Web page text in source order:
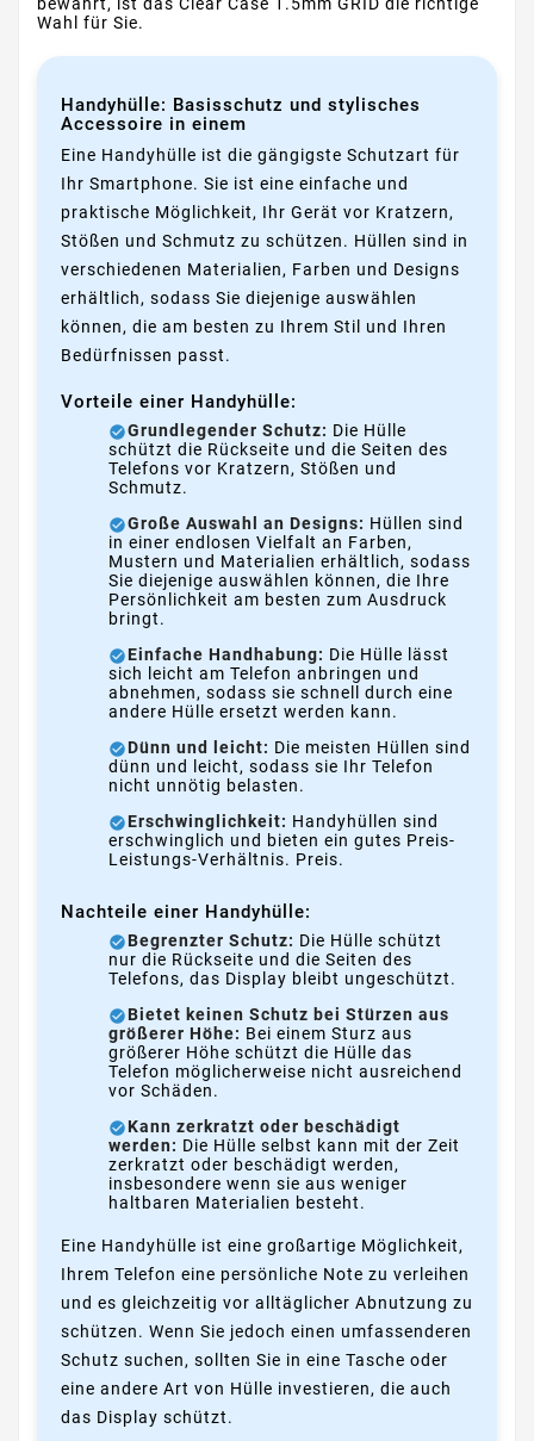
bewahrt, ist das Clear Case 1.5mm GRID die richtige
Wahl für Sie.
Handyhülle: Basisschutz und stylisches
Accessoire in einem
Eine Handyhülle ist die gängigste Schutzart für
Ihr Smartphone. Sie ist eine einfache und
praktische Möglichkeit, Ihr Gerät vor Kratzern,
Stößen und Schmutz zu schützen. Hüllen sind in
verschiedenen Materialien, Farben und Designs
erhältlich, sodass Sie diejenige auswählen
können, die am besten zu Ihrem Stil und Ihren
Bedürfnissen passt.
Vorteile einer Handyhülle:
Grundlegender Schutz: Die Hülle
schützt die Rückseite und die Seiten des
Telefons vor Kratzern, Stößen und
Schmutz.
Große Auswahl an Designs: Hüllen sind
in einer endlosen Vielfalt an Farben,
Mustern und Materialien erhältlich, sodass
Sie diejenige auswählen können, die Ihre
Persönlichkeit am besten zum Ausdruck
bringt.
Einfache Handhabung: Die Hülle lässt
sich leicht am Telefon anbringen und
abnehmen, sodass sie schnell durch eine
andere Hülle ersetzt werden kann.
Dünn und leicht: Die meisten Hüllen sind
dünn und leicht, sodass sie Ihr Telefon
nicht unnötig belasten.
Erschwinglichkeit: Handyhüllen sind
erschwinglich und bieten ein gutes Preis-
Leistungs-Verhältnis. Preis.
Nachteile einer Handyhülle:
Begrenzter Schutz: Die Hülle schützt
nur die Rückseite und die Seiten des
Telefons, das Display bleibt ungeschützt.
Bietet keinen Schutz bei Stürzen aus
größerer Höhe: Bei einem Sturz aus
größerer Höhe schützt die Hülle das
Telefon möglicherweise nicht ausreichend
vor Schäden.
Kann zerkratzt oder beschädigt
werden: Die Hülle selbst kann mit der Zeit
zerkratzt oder beschädigt werden,
insbesondere wenn sie aus weniger
haltbaren Materialien besteht.
Eine Handyhülle ist eine großartige Möglichkeit,
Ihrem Telefon eine persönliche Note zu verleihen
und es gleichzeitig vor alltäglicher Abnutzung zu
schützen. Wenn Sie jedoch einen umfassenderen
Schutz suchen, sollten Sie in eine Tasche oder
eine andere Art von Hülle investieren, die auch
das Display schützt.